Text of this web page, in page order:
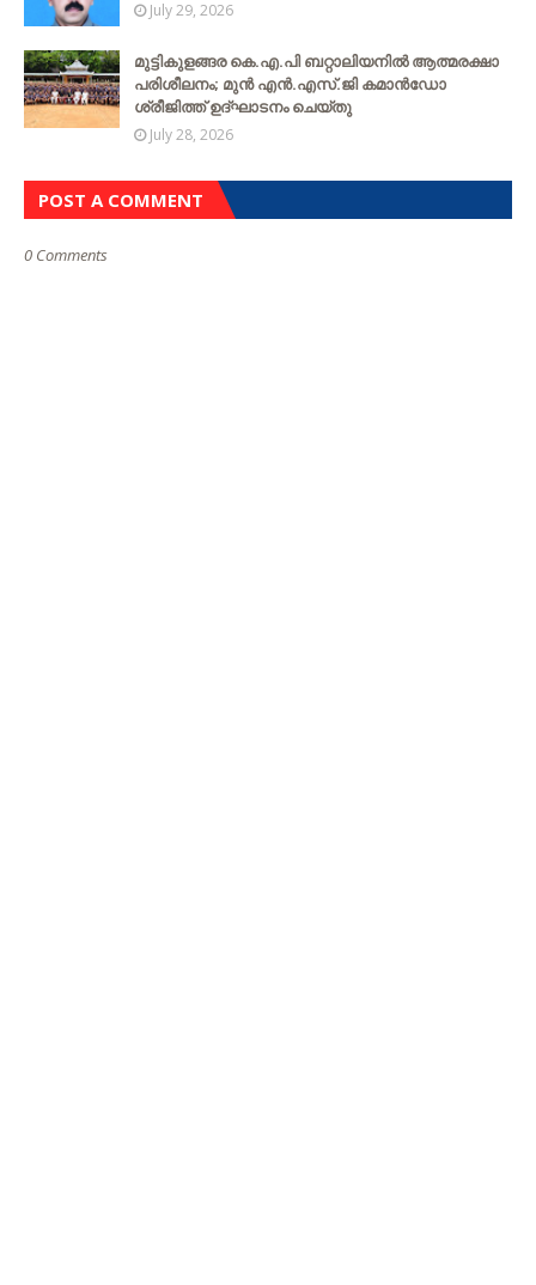
July 29, 2026
മുട്ടികുളങ്ങര കെ.എ.പി ബറ്റാലിയനിൽ ആത്മരക്ഷാ
പരിശീലനം; മുൻ എൻ.എസ്.ജി കമാൻഡോ
ശ്രീജിത്ത് ഉദ്ഘാടനം ചെയ്തു
July 28, 2026
POST A COMMENT
0 Comments